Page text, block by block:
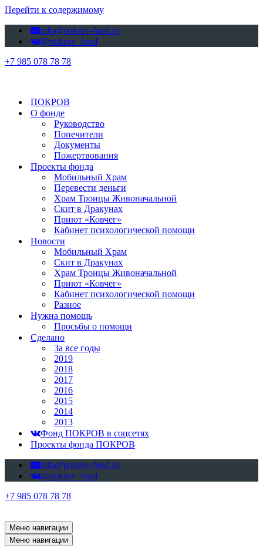
Перейти к содержимому
info@pokrov-fond.ru
@pokrov_fond
+7 985 078 78 78
ПОКРОВ
О фонде
Руководство
Попечители
Документы
Пожертвования
Проекты фонда
Мобильный Храм
Перевести деньги
Храм Троицы Живоначальной
Скит в Дракунах
Приют «Ковчег»
Кабинет психологической помощи
Новости
Мобильный Храм
Скит в Дракунах
Храм Троицы Живоначальной
Приют «Ковчег»
Кабинет психологической помощи
Разное
Нужна помощь
Просьбы о помощи
Сделано
За все годы
2019
2018
2017
2016
2015
2014
2013
Фонд ПОКРОВ в соцсетях
Проекты фонда ПОКРОВ
info@pokrov-fond.ru
@pokrov_fond
+7 985 078 78 78
Меню навигации
Меню навигации